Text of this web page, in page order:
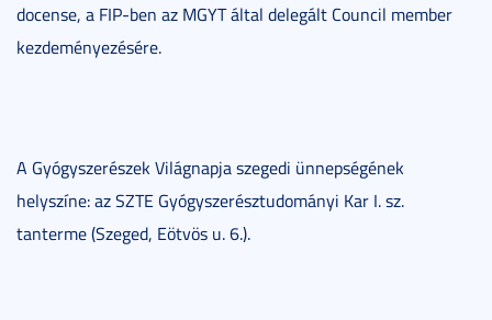
docense, a FIP-ben az MGYT által delegált Council member
kezdeményezésére.
A Gyógyszerészek Világnapja szegedi ünnepségének
helyszíne: az SZTE Gyógyszerésztudományi Kar I. sz.
tanterme (Szeged, Eötvös u. 6.).